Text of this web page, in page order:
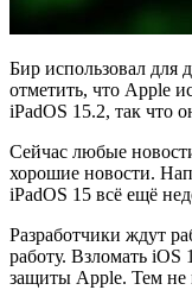
Бир использовал для
отметить, что Apple
iPadOS 15.2, так что
Сейчас любые
хорошие новости.
iPadOS 15 всё ещё
Разработчики ждут
работу. Взломать iOS
защиты Apple. Тем не